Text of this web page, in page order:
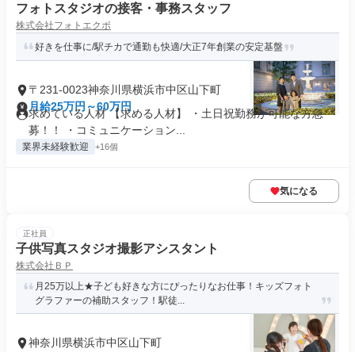
フォトスタジオの接客・事務スタッフ
株式会社フォトエクボ
好きを仕事に/駅チカで通勤も快適/大正7年創業の安定基盤
〒231-0023神奈川県横浜市中区山下町
月給25万円～60万円
求めている人材 【求める人材】 ・土日祝勤務が可能な方急
募！！ ・コミュニケーション...
業界未経験歓迎 +16個
気になる
正社員
子供写真スタジオ撮影アシスタント
株式会社ＢＰ
月25万以上★子ども好きな方にぴったりなお仕事！キッズフォト
グラファーの補助スタッフ！駅徒...
神奈川県横浜市中区山下町